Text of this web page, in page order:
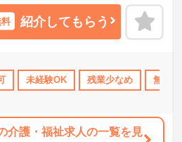
制度あり 産休･育休･介護休暇取得実
ます。
もしっかり取れる環境です。
、通勤もらくらくです。
紹介してもらう
未経験OK 残業少なめ 無資
介護・福祉求人の一覧を見